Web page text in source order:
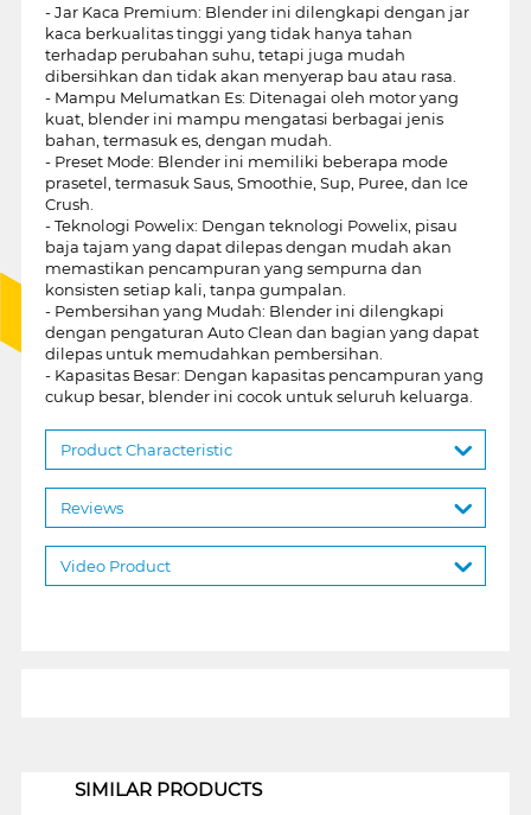
- Jar Kaca Premium: Blender ini dilengkapi dengan jar
kaca berkualitas tinggi yang tidak hanya tahan
terhadap perubahan suhu, tetapi juga mudah
dibersihkan dan tidak akan menyerap bau atau rasa.
- Mampu Melumatkan Es: Ditenagai oleh motor yang
kuat, blender ini mampu mengatasi berbagai jenis
bahan, termasuk es, dengan mudah.
- Preset Mode: Blender ini memiliki beberapa mode
prasetel, termasuk Saus, Smoothie, Sup, Puree, dan Ice
Crush.
- Teknologi Powelix: Dengan teknologi Powelix, pisau
baja tajam yang dapat dilepas dengan mudah akan
memastikan pencampuran yang sempurna dan
konsisten setiap kali, tanpa gumpalan.
- Pembersihan yang Mudah: Blender ini dilengkapi
dengan pengaturan Auto Clean dan bagian yang dapat
dilepas untuk memudahkan pembersihan.
- Kapasitas Besar: Dengan kapasitas pencampuran yang
cukup besar, blender ini cocok untuk seluruh keluarga.
Product Characteristic
Reviews
Video Product
SIMILAR PRODUCTS